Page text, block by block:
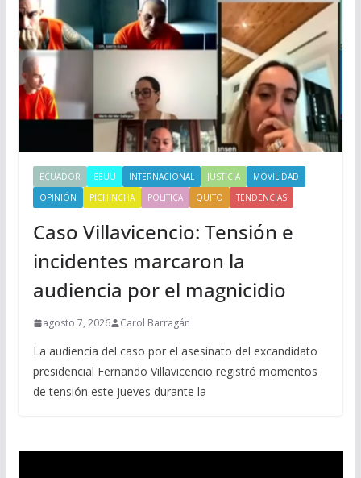
ECUADOR EEUU INTERNACIONAL JUSTICIA
MOVILIDAD
OPINIÓN
PICHINCHA POLITICA QUITO TENDENCIAS
Caso Villavicencio: Tensión e
incidentes marcaron la
audiencia por el magnicidio
agosto 7, 2026 Carol Barragán
La audiencia del caso por el asesinato del excandidato
presidencial Fernando Villavicencio registró momentos
de tensión este jueves durante la